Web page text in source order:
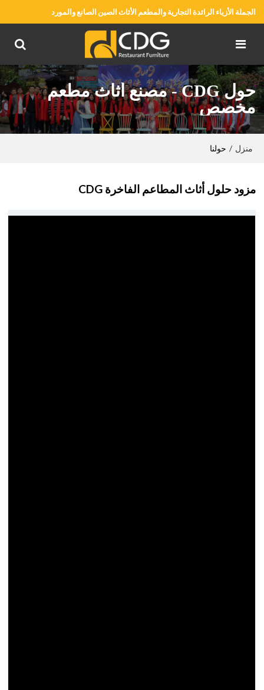
الجملة الأزياء الرائدة التجارية والمطعم الأثاث الصين الصانع والمورد
حول CDG - مصنع أثاث مطعم
مخصص
منزل / حولنا
مزود حلول أثاث المطاعم الفاخرة CDG